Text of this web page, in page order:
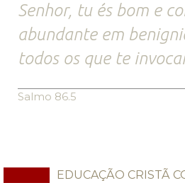
Senhor, tu és bom e
abundante em
todos os que te
Salmo 86.5
EDUCAÇÃO CRISTÃ